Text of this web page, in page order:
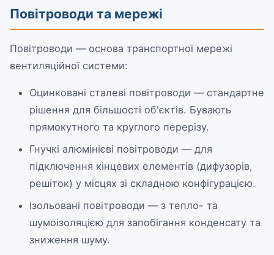
Повітроводи та мережі
Повітроводи — основа транспортної мережі
вентиляційної системи:
Оцинковані сталеві повітроводи — стандартне
рішення для більшості об'єктів. Бувають
прямокутного та круглого перерізу.
Гнучкі алюмінієві повітроводи — для
підключення кінцевих елементів (дифузорів,
решіток) у місцях зі складною конфігурацією.
Ізольовані повітроводи — з тепло- та
шумоізоляцією для запобігання конденсату та
зниження шуму.